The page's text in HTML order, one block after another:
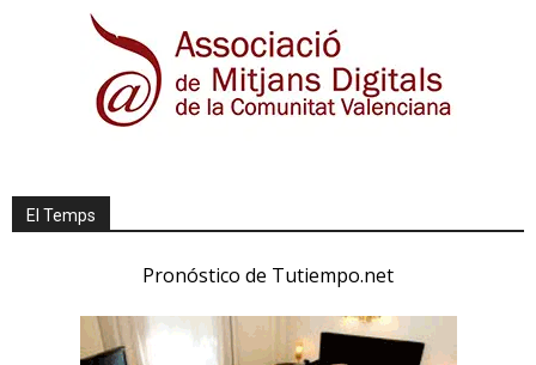
El Temps
Pronóstico de Tutiempo.net